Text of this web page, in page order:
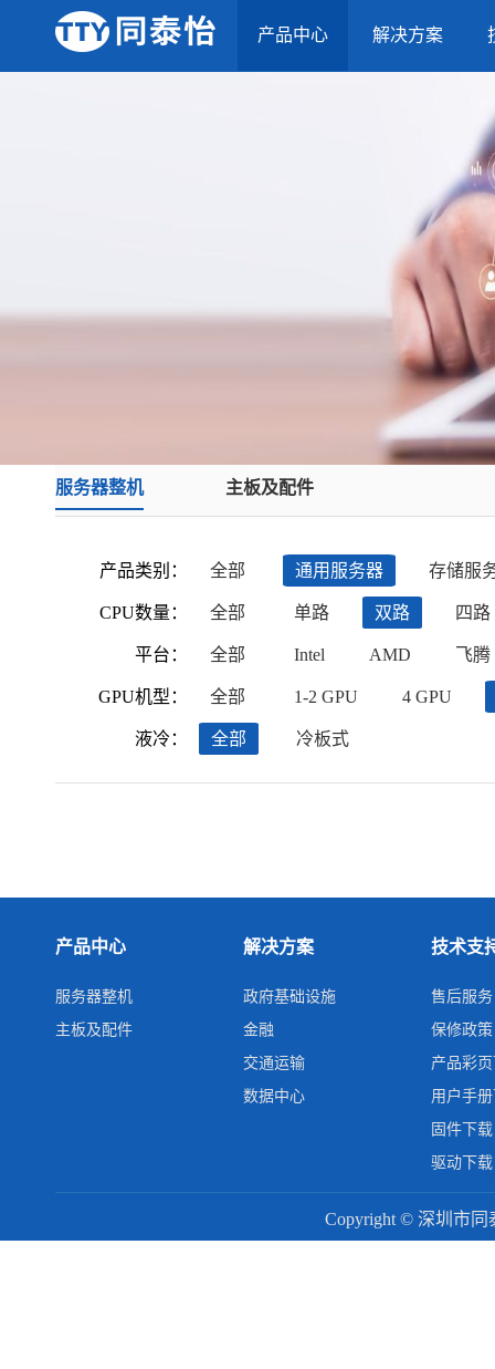
产品中心 解决方案
服务器整机 主板及配件
产品类别：
CPU数量：
平台：
GPU机型：
液冷：
全部 通用服务器 存储服
全部 单路 双路 四路
全部 Intel AMD 飞腾
全部 1-2 GPU 4 GPU
全部 冷板式
产品中心
服务器整机
主板及配件
解决方案
政府基础设施
金融
交通运输
数据中心
技术支
售后服务
保修政策
产品彩
用户手
固件下载
驱动下载
Copyright © 深圳市同